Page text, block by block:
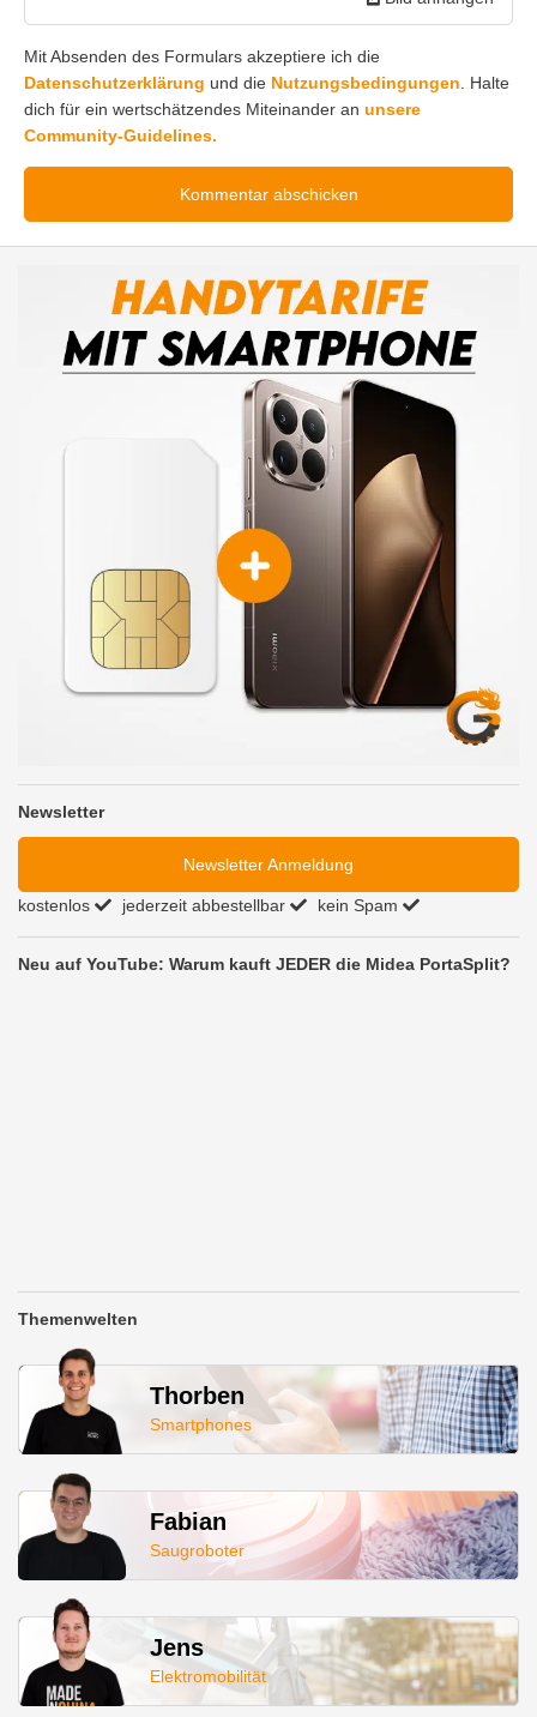
Mit Absenden des Formulars akzeptiere ich die
Datenschutzerklärung und die Nutzungsbedingungen . Halte
dich für ein wertschätzendes Miteinander an unsere
Community-Guidelines.
Newsletter
Newsletter Anmeldung
kostenlos jederzeit abbestellbar kein Spam
Neu auf YouTube: Warum kauft JEDER die Midea PortaSplit?
Themenwelten
Thorben
Smartphones
Fabian
Saugroboter
Jens
Elektromobilität